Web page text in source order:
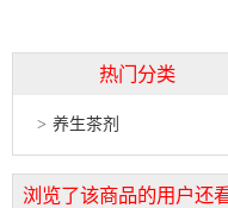
热门分类
养生茶剂
浏览了该商品的用户还